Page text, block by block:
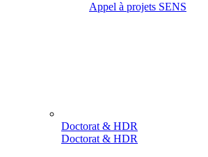
Appel à projets SENS
Doctorat & HDR
Doctorat & HDR